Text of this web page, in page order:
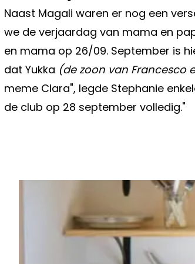
Naast Magali waren er nog een
we de verjaardag van mama en
en mama op 26/09. September is
dat Yukka (de zoon van Francesco
meme Clara", legde Stephanie
de club op 28 september volledig."
NIETVELT OOK IN HET
IS TE VER GEGAAN"